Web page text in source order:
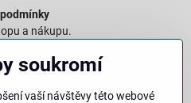
a nákupu.
osobní údaje.
soukromí
vaší návštěvy této webové